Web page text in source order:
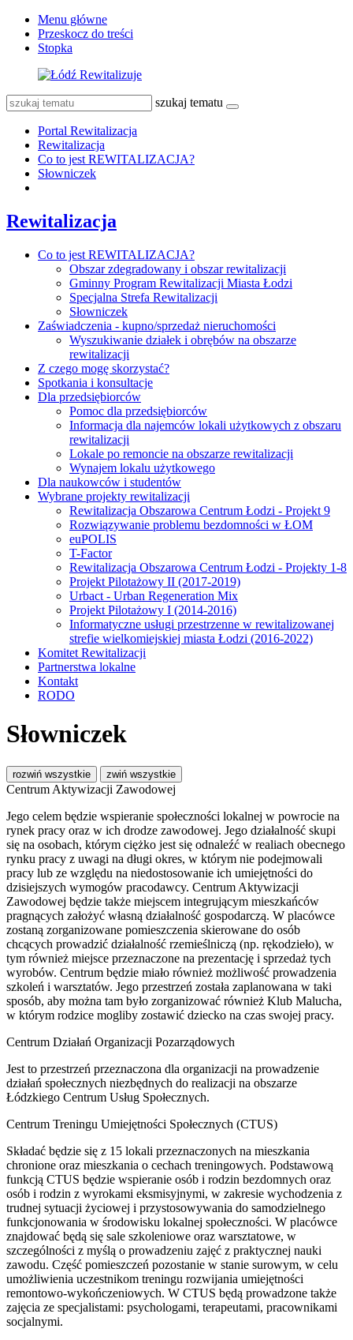
Menu główne
Przeskocz do treści
Stopka
szukaj tematu
Portal Rewitalizacja
Rewitalizacja
Co to jest REWITALIZACJA?
Słowniczek
Rewitalizacja
Co to jest REWITALIZACJA?
Obszar zdegradowany i obszar rewitalizacji
Gminny Program Rewitalizacji Miasta Łodzi
Specjalna Strefa Rewitalizacji
Słowniczek
Zaświadczenia - kupno/sprzedaż nieruchomości
Wyszukiwanie działek i obrębów na obszarze
rewitalizacji
Z czego mogę skorzystać?
Spotkania i konsultacje
Dla przedsiębiorców
Pomoc dla przedsiębiorców
Informacja dla najemców lokali użytkowych z obszaru
rewitalizacji
Lokale po remoncie na obszarze rewitalizacji
Wynajem lokalu użytkowego
Dla naukowców i studentów
Wybrane projekty rewitalizacji
Rewitalizacja Obszarowa Centrum Łodzi - Projekt 9
Rozwiązywanie problemu bezdomności w ŁOM
euPOLIS
T-Factor
Rewitalizacja Obszarowa Centrum Łodzi - Projekty 1-8
Projekt Pilotażowy II (2017-2019)
Urbact - Urban Regeneration Mix
Projekt Pilotażowy I (2014-2016)
Informatyczne usługi przestrzenne w rewitalizowanej
strefie wielkomiejskiej miasta Łodzi (2016-2022)
Komitet Rewitalizacji
Partnerstwa lokalne
Kontakt
RODO
Słowniczek
rozwiń wszystkie zwiń wszystkie
Centrum Aktywizacji Zawodowej
Jego celem będzie wspieranie społeczności lokalnej w powrocie na
rynek pracy oraz w ich drodze zawodowej. Jego działalność skupi
się na osobach, którym ciężko jest się odnaleźć w realiach obecnego
rynku pracy z uwagi na długi okres, w którym nie podejmowali
pracy lub ze względu na niedostosowanie ich umiejętności do
dzisiejszych wymogów pracodawcy. Centrum Aktywizacji
Zawodowej będzie także miejscem integrującym mieszkańców
pragnących założyć własną działalność gospodarczą. W placówce
zostaną zorganizowane pomieszczenia skierowane do osób
chcących prowadzić działalność rzemieślniczą (np. rękodzieło), w
tym również miejsce przeznaczone na prezentację i sprzedaż tych
wyrobów. Centrum będzie miało również możliwość prowadzenia
szkoleń i warsztatów. Jego przestrzeń została zaplanowana w taki
sposób, aby można tam było zorganizować również Klub Malucha,
w którym rodzice mogliby zostawić dziecko na czas swojej pracy.
Centrum Działań Organizacji Pozarządowych
Jest to przestrzeń przeznaczona dla organizacji na prowadzenie
działań społecznych niezbędnych do realizacji na obszarze
Łódzkiego Centrum Usług Społecznych.
Centrum Treningu Umiejętności Społecznych (CTUS)
Składać będzie się z 15 lokali przeznaczonych na mieszkania
chronione oraz mieszkania o cechach treningowych. Podstawową
funkcją CTUS będzie wspieranie osób i rodzin bezdomnych oraz
osób i rodzin z wyrokami eksmisyjnymi, w zakresie wychodzenia z
trudnej sytuacji życiowej i przystosowywania do samodzielnego
funkcjonowania w środowisku lokalnej społeczności. W placówce
znajdować będą się sale szkoleniowe oraz warsztatowe, w
szczególności z myślą o prowadzeniu zajęć z praktycznej nauki
zawodu. Część pomieszczeń pozostanie w stanie surowym, w celu
umożliwienia uczestnikom treningu rozwijania umiejętności
remontowo-wykończeniowych. W CTUS będą prowadzone także
zajęcia ze specjalistami: psychologami, terapeutami, pracownikami
socjalnymi.